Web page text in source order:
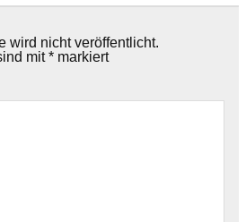
wird nicht veröffentlicht.
mit* markiert